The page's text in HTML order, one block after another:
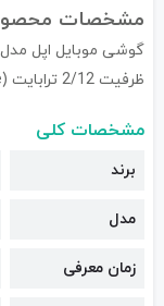
مشخصات
ظرفیت 2/12 ترابایت (ZAA/Not Active)
مشخصات کلی
برند
مدل
زمان معرفی